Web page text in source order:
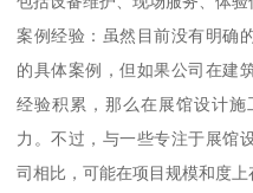
案例经验：虽然目前没有明确
的具体案例，但如果公司在建
经验积累，那么在展馆设计
力。不过，与一些专注于展馆
司相比，可能在项目规模和度上